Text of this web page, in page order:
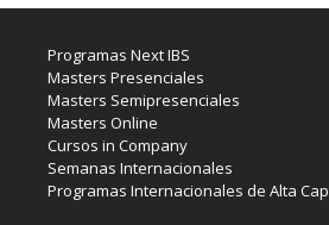
Programas Next IBS
Masters Presenciales
Masters Semipresenciales
Masters Online
Cursos in Company
Semanas Internacionales
Programas Internacionales de Alta